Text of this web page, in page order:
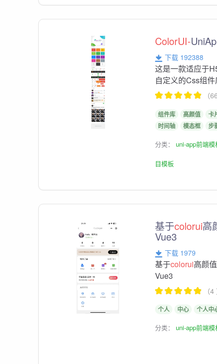
ColorUI-
下载 192388
这是一款适应于
自定义的Css组
（
组件库 高颜值
卡
时间轴
模态框 步
分类：uni-app前端模
目模板
基于colorui高
Vue3
下载 1979
基于colorui高颜
Vue3
（
个人 中心 个人中
分类：uni-app前端模